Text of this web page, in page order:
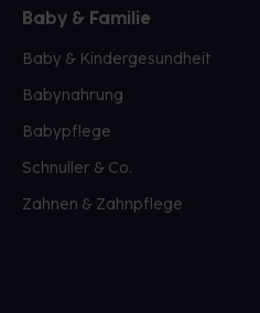
Baby & Familie
Baby & Kindergesundheit
Babynahrung
Babypflege
Schnuller & Co.
Zahnen & Zahnpflege